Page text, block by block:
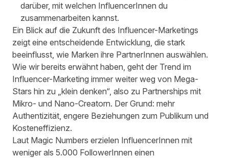
darüber, mit welchen InfluencerInnen du
zusammenarbeiten kannst.
Ein Blick auf die Zukunft des Influencer-Marketings
zeigt eine entscheidende Entwicklung, die stark
beeinflusst, wie Marken ihre PartnerInnen auswählen.
Wie wir bereits erwähnt haben, geht der Trend im
Influencer-Marketing immer weiter weg von Mega-
Stars hin zu „klein denken“, also zu Partnerships mit
Mikro- und Nano-Creatorn. Der Grund: mehr
Authentizität, engere Beziehungen zum Publikum und
Kosteneffizienz.
Laut Magic Numbers erzielen InfluencerInnen mit
weniger als 5.000 FollowerInnen einen